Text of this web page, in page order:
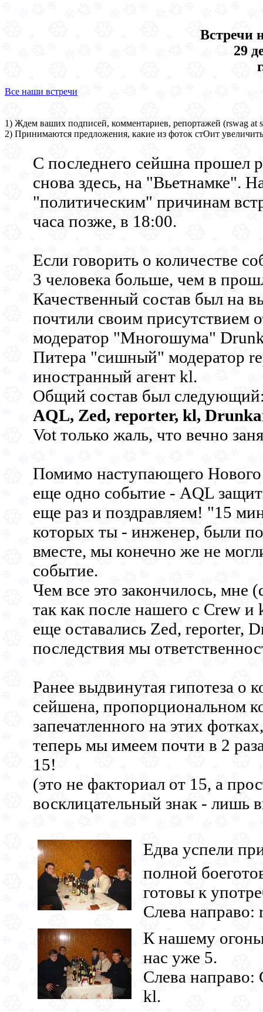
Встречи
29
Все наши встречи
1) Ждем ваших подписей, комментариев, репортажей (rswag at
2) Принимаются предложения, какие из фоток стОит
С последнего сейшна прошел
снова здесь, на "Вьетнамке".
"политическим" причинам
часа позже, в 18:00.
Если говорить о количестве
3 человека больше, чем в
Качественный состав был на
почтили своим присутствием
модератор "Многошума"
Питера "сишный" модератор
иностранный агент kl.
Общий состав был
AQL, Zed, reporter, kl,
Vot только жаль, что вечно
Помимо наступающего
еще одно событие - AQL
еще раз и поздравляем! "15
которых ты - инженер, были
вместе, мы конечно же не
событие.
Чем все это закончилось, мне
так как после нашего c Crew
еще оставались Zed, reporter,
последствия мы
Ранее выдвинутая гипотеза о
сейшена, пропорциональном
запечатленного на этих
теперь мы имеем почти в 2
15!
(это не факториал от 15, а
восклицательный знак - лишь
Едва успели
полной
готовы к
Слева
К нашему
нас уже 5.
Слева направо:
kl.